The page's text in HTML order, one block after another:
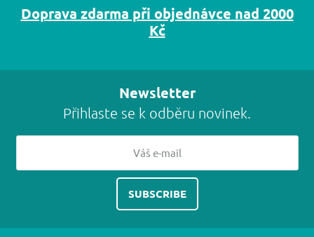
Doprava zdarma při objednávce nad 2000
Kč
Newsletter
Přihlaste se k odběru novinek.